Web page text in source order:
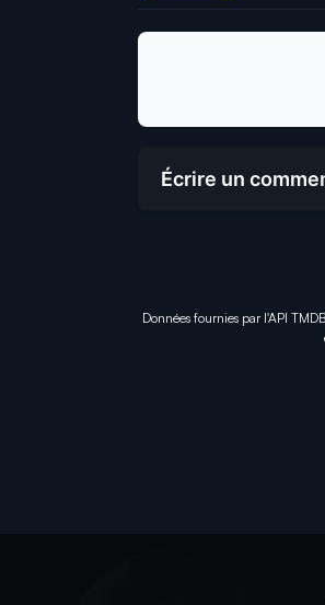
Écrire un
Données fournies par l'API